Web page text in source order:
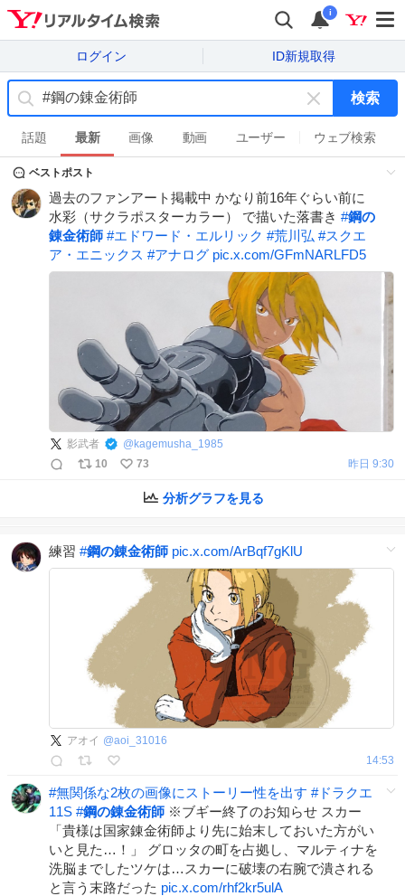
i
ログイン ID新規取得
キ
ー
ワ
ド
を
消
す
検索
話題 最新 画像 動画 ユーザー ウェブ検索
ベストポスト
過去のファンアート掲載中 かなり前16年ぐらい前に
水彩（サクラポスターカラー） で描いた落書き #鋼の
錬金術師 #エドワード・エルリック #荒川弘 #スクエ
ア・エニックス #アナログ pic.x.com/GFmNARLFD5
影武者 @ kagemusha_1985
10
73 昨日 9:30
分析グラフを見る
練習 #鋼の錬金術師 pic.x.com/ArBqf7gKlU
アオイ @aoi_31016
14:53
#無関係な2枚の画像にストーリー性を出す #ドラクエ
11S #鋼の錬金術師 ※ブギー終了のお知らせ スカー
「貴様は国家錬金術師より先に始末しておいた方がい
いと見た…！」 グロッタの町を占拠し、マルティナを
洗脳までしたツケは…スカーに破壊の右腕で潰される
と言う末路だった pic.x.com/rhf2kr5ulA